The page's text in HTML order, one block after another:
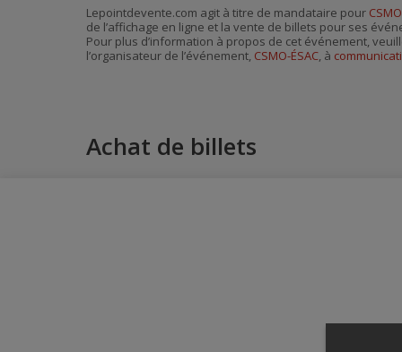
Lepointdevente.com agit à titre de mandataire pour
de l’affichage en ligne et la vente de billets pour ses
Pour plus d’information à propos de cet événement,
l’organisateur de l’événement, CSMO-ÉSAC, à
Achat de billets